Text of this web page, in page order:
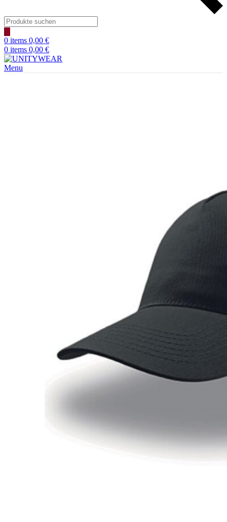
Products
search
0 items 0,00 €
0 items 0,00 €
Menu